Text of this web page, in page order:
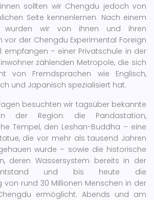
sollten wir Chengdu jedoch von
Seite kennenlernen. Nach einem
wurden wir von ihnen und ihren
vor der Chengdu Experimental Foreign
empfangen – einer Privatschule in der
zählenden Metropole, die sich
von Fremdsprachen wie Englisch,
und Japanisch spezialisiert hat.
besuchten wir tagsüber bekannte
der Region: die Pandastation,
Tempel, den Leshan-Buddha – eine
die vor mehr als tausend Jahren
wurde – sowie die historische
deren Wassersystem bereits in der
entstand und bis heute die
von rund 30 Millionen Menschen in der
ermöglicht. Abends und am